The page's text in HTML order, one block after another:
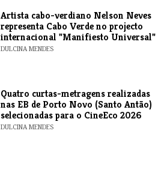
​Artista cabo-verdiano Nelson Neves
representa Cabo Verde no projecto
internacional "Manifiesto Universal"
DULCINA MENDES
​Quatro curtas-metragens realizadas
nas EB de Porto Novo (Santo Antão)
selecionadas para o CineEco 2026
DULCINA MENDES